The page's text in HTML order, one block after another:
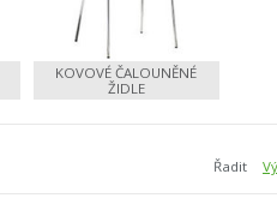
KOVOVÉ ČALOUNĚNÉ
ŽIDLE
Řadit